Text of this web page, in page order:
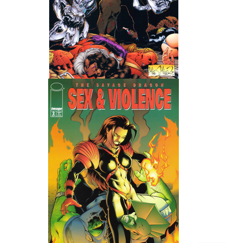
Wedding Wear CBBE SSE BodySlide (with Physics)
Работы Тестера 55
Наёмный оборотень
Небесный воин
Немного героев меча и магии
Расширенная версия Х3
REBalance
Работы Kuroneko
Doom 3 Remaster Fan Edition
X2 - The Threat Remaster Fan Edition
Quake III Arena Remaster Fan Edition
Star Trek Voyager Elite Force Remaster Fan Edition